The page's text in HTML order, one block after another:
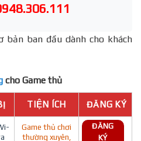
bản ban đầu dành cho khách
cho Game thủ
TIỆN ÍCH ĐĂNG KÝ
Game thủ chơi
thường xuyên,
ĐĂNG
KÝ